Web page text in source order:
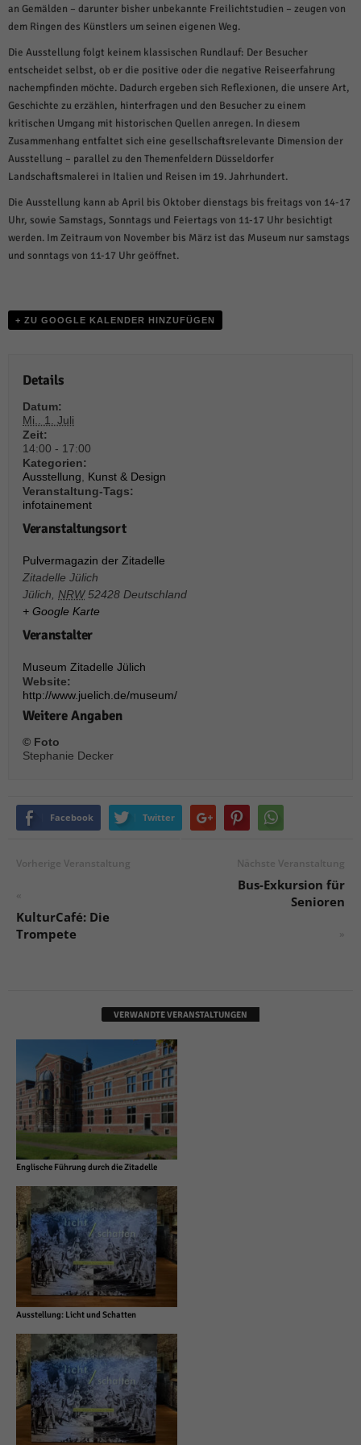
an Gemälden – darunter bisher unbekannte Freilichtstudien – zeugen von
dem Ringen des Künstlers um seinen eigenen Weg.
Die Ausstellung folgt keinem klassischen Rundlauf: Der Besucher
entscheidet selbst, ob er die positive oder die negative Reiseerfahrung
nachempfinden möchte. Dadurch ergeben sich Reflexionen, die unsere Art,
Geschichte zu erzählen, hinterfragen und den Besucher zu einem
kritischen Umgang mit historischen Quellen anregen. In diesem
Zusammenhang entfaltet sich eine gesellschaftsrelevante Dimension der
Ausstellung – parallel zu den Themenfeldern Düsseldorfer
Landschaftsmalerei in Italien und Reisen im 19. Jahrhundert.
Die Ausstellung kann ab April bis Oktober dienstags bis freitags von 14-17
Uhr, sowie Samstags, Sonntags und Feiertags von 11-17 Uhr besichtigt
werden. Im Zeitraum von November bis März ist das Museum nur samstags
und sonntags von 11-17 Uhr geöffnet.
+ ZU GOOGLE KALENDER HINZUFÜGEN
Details
Datum:
Mi.. 1. Juli
Zeit:
14:00 - 17:00
Kategorien:
Ausstellung, Kunst & Design
Veranstaltung-Tags:
infotainement
Veranstaltungsort
Pulvermagazin der Zitadelle
Zitadelle Jülich
Jülich, NRW 52428 Deutschland
+ Google Karte
Veranstalter
Museum Zitadelle Jülich
Website:
http://www.juelich.de/museum/
Weitere Angaben
© Foto
Stephanie Decker
Facebook Twitter
Vorherige Veranstaltung
«
KulturCafé: Die
Trompete
Nächste Veranstaltung
Bus-Exkursion für
Senioren
»
VERWANDTE VERANSTALTUNGEN
Englische Führung durch die Zitadelle
Ausstellung: Licht und Schatten
auswählen.
Alle akzeptieren Speichern und weiter
Zurück
Datenschutzeinstellungen
Essenziell (1)
Essenzielle Cookies ermöglichen grundlegende Funktionen und sind für die
einwandfreie Funktion der Website erforderlich.
Cookie-Informationen anzeigen
Statistiken (1)
Statistik Cookies erfassen Informationen anonym. Diese Informationen helfen
uns zu verstehen, wie unsere Besucher unsere Website nutzen.
Marketing (1)
Externe Medien (6)
Inhalte von Videoplattformen und Social-Media-Plattformen werden
standardmäßig blockiert. Wenn Cookies von externen Medien akzeptiert
werden, bedarf der Zugriff auf diese Inhalte keiner manuellen Einwilligung
mehr.
powered by Borlabs Cookie